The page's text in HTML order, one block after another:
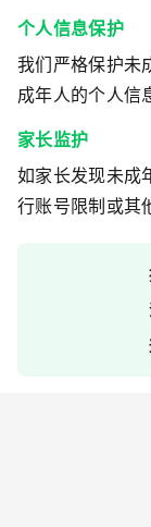
个人信息保护
我们严格保护未
成年人的个人信
家长监护
如家长发现未成
行账号限制或其